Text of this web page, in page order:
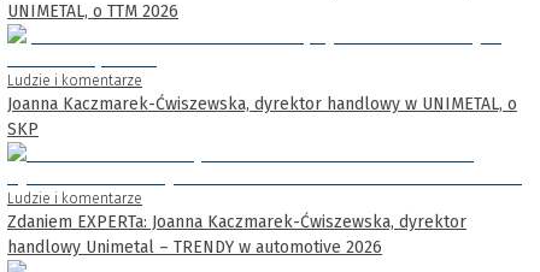
UNIMETAL, o TTM 2026
Ludzie i komentarze
Joanna Kaczmarek-Ćwiszewska, dyrektor handlowy w UNIMETAL, o
SKP
Ludzie i komentarze
Zdaniem EXPERTa: Joanna Kaczmarek-Ćwiszewska, dyrektor
handlowy Unimetal – TRENDY w automotive 2026